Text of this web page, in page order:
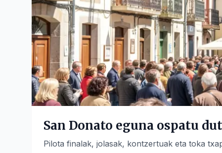
San Donato eguna ospatu
Pilota finalak, jolasak, kontzertuak eta toka